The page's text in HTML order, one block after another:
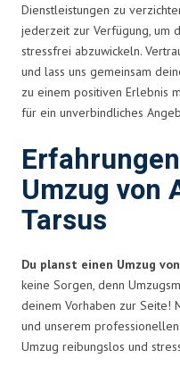
Dienstleistungen zu
jederzeit zur Verfügung, um
stressfrei abzuwickeln.
und lass uns gemeinsam
zu einem positiven Erlebnis
für ein unverbindliches
Umzug von
Tarsus
Du planst einen Umzug
keine Sorgen, denn
deinem Vorhaben zur Seite!
und unserem
Umzug reibungslos und